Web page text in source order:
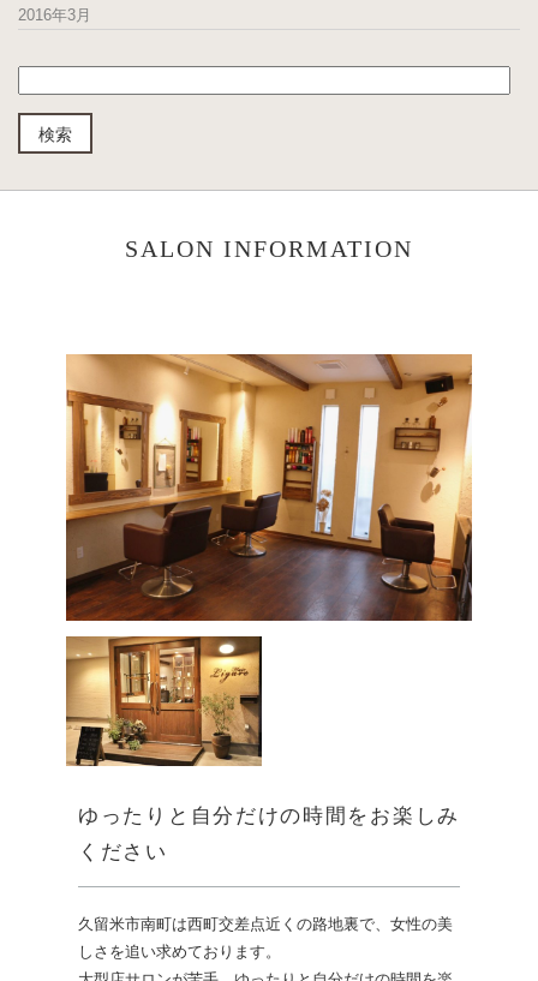
2016年3月
SALON INFORMATION
ゆったりと自分だけの時間をお楽しみ
ください
久留米市南町は西町交差点近くの路地裏で、女性の美
しさを追い求めております。